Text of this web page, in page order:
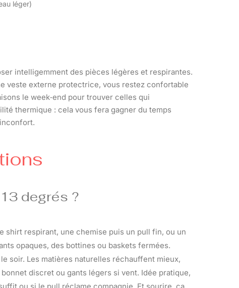
léger)
intelligemment des pièces légères et respirantes.
veste externe protectrice, vous restez confortable
le week‑end pour trouver celles qui
thermique : cela vous fera gagner du temps
degrés ?
shirt respirant, une chemise puis un pull fin, ou un
opaques, des bottines ou baskets fermées.
soir. Les matières naturelles réchauffent mieux,
discret ou gants légers si vent. Idée pratique,